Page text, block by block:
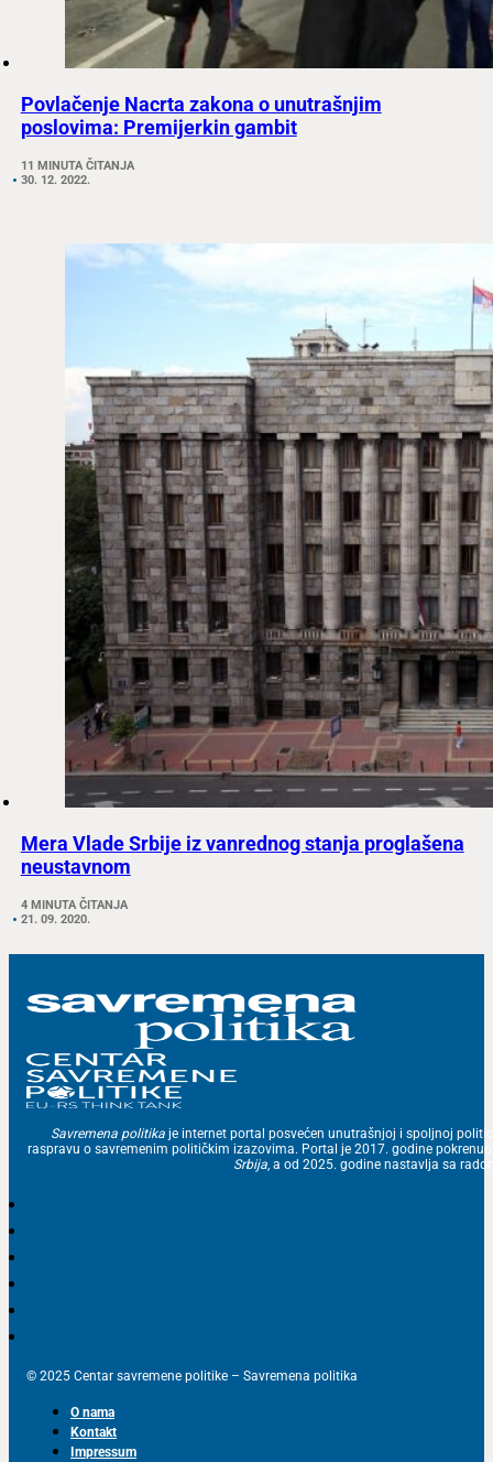
Povlačenje Nacrta zakona o unutrašnjim
poslovima: Premijerkin gambit
11 MINUTA ČITANJA
30. 12. 2022.
Mera Vlade Srbije iz vanrednog stanja proglašena
neustavnom
4 MINUTA ČITANJA
21. 09. 2020.
Savremena politika je internet portal posvećen unutrašnjoj i spoljnoj
raspravu o savremenim političkim izazovima. Portal je 2017. godine
Srbija, a od 2025. godine nastavlja sa
© 2025 Centar savremene politike – Savremena politika
O nama
Kontakt
Impressum